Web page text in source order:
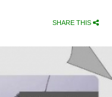
SHARE THIS